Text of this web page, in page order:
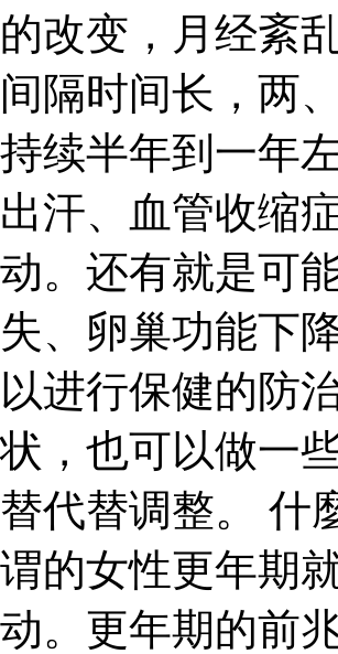
的改变，月经紊
间隔时间长，两
持续半年到一年
出汗、血管收缩
动。还有就是可
失、卵巢功能下
以进行保健的防
状，也可以做一
替代替调整。 什
谓的女性更年期
动。更年期的前